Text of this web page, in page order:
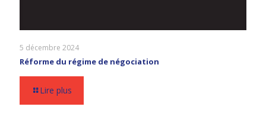
5 décembre 2024
Réforme du régime de négociation
Lire plus